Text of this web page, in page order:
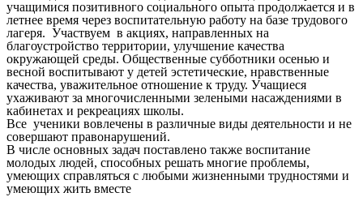
учащимися позитивного социального опыта продолжается и в
летнее время через воспитательную работу на базе трудового
лагеря. Участвуем в акциях, направленных на
благоустройство территории, улучшение качества
окружающей среды. Общественные субботники осенью и
весной воспитывают у детей эстетические, нравственные
качества, уважительное отношение к труду. Учащиеся
ухаживают за многочисленными зелеными насаждениями в
кабинетах и рекреациях школы.
Все ученики вовлечены в различные виды деятельности и не
совершают правонарушений.
В числе основных задач поставлено также воспитание
молодых людей, способных решать многие проблемы,
умеющих справляться с любыми жизненными трудностями и
умеющих жить вместе